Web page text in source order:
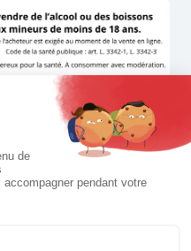
la santé, à consommer
• Tous droits réservés
cookies